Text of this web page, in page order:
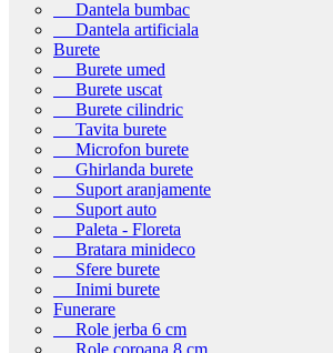
Dantela bumbac
Dantela artificiala
Burete
Burete umed
Burete uscat
Burete cilindric
Tavita burete
Microfon burete
Ghirlanda burete
Suport aranjamente
Suport auto
Paleta - Floreta
Bratara minideco
Sfere burete
Inimi burete
Funerare
Role jerba 6 cm
Role coroana 8 cm